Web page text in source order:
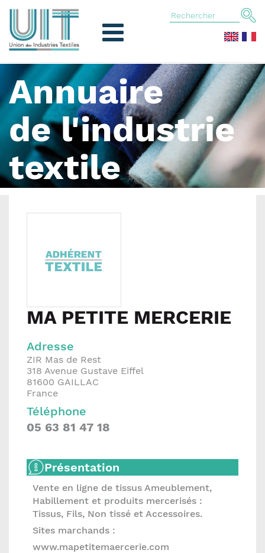
Annuaire
de l'industrie
textile
MA PETITE MERCERIE
Adresse
ZIR Mas de Rest
318 Avenue Gustave Eiffel
81600 GAILLAC
France
Téléphone
05 63 81 47 18
Présentation
Vente en ligne de tissus Ameublement,
Habillement et produits mercerisés :
Tissus, Fils, Non tissé et Accessoires.
Sites marchands :
www.mapetitemaercerie.com